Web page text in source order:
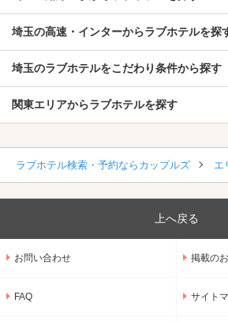
埼玉の高速・インターからラブホテルを探
埼玉のラブホテルをこだわり条件から探す
関東エリアからラブホテルを探す
ラブホテル検索・予約ならカップルズ エ
上へ戻る
お問い合わせ 掲載の
FAQ サイト